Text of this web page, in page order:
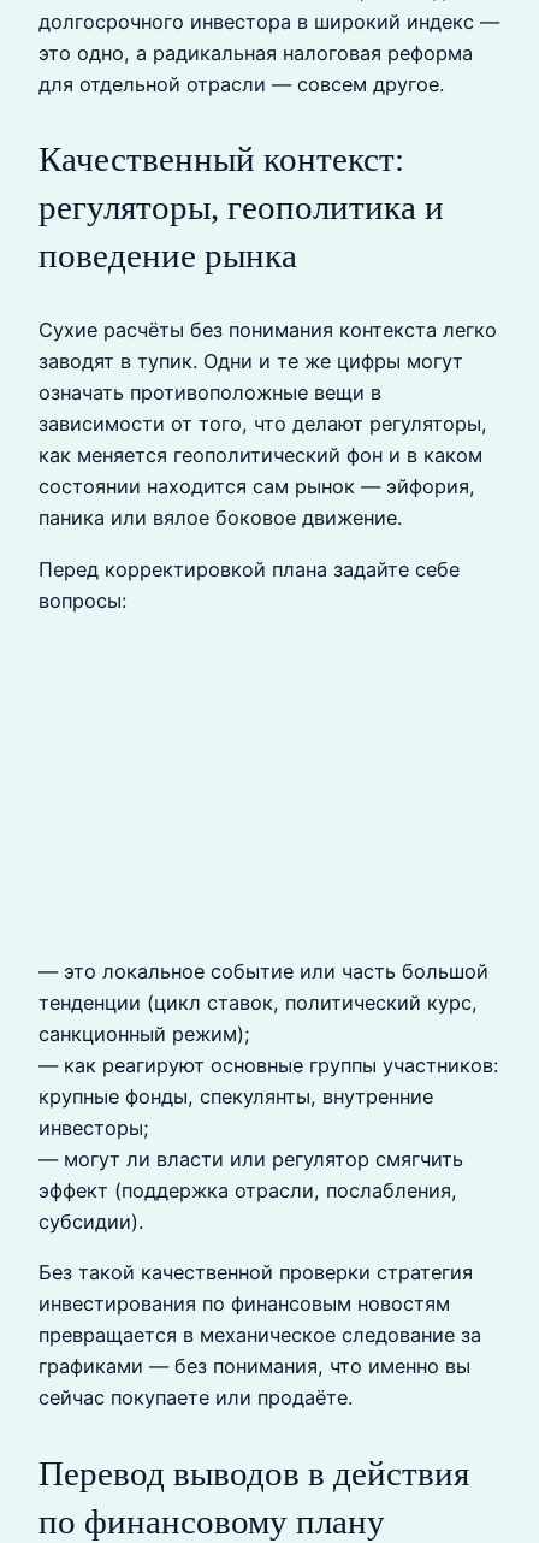
долгосрочного инвестора в широкий индекс —
это одно, а радикальная налоговая реформа
для отдельной отрасли — совсем другое.
Качественный контекст:
регуляторы, геополитика и
поведение рынка
Сухие расчёты без понимания контекста легко
заводят в тупик. Одни и те же цифры могут
означать противоположные вещи в
зависимости от того, что делают регуляторы,
как меняется геополитический фон и в каком
состоянии находится сам рынок — эйфория,
паника или вялое боковое движение.
Перед корректировкой плана задайте себе
вопросы:
— это локальное событие или часть большой
тенденции (цикл ставок, политический курс,
санкционный режим);
— как реагируют основные группы участников:
крупные фонды, спекулянты, внутренние
инвесторы;
— могут ли власти или регулятор смягчить
эффект (поддержка отрасли, послабления,
субсидии).
Без такой качественной проверки стратегия
инвестирования по финансовым новостям
превращается в механическое следование за
графиками — без понимания, что именно вы
сейчас покупаете или продаёте.
Перевод выводов в действия
по финансовому плану